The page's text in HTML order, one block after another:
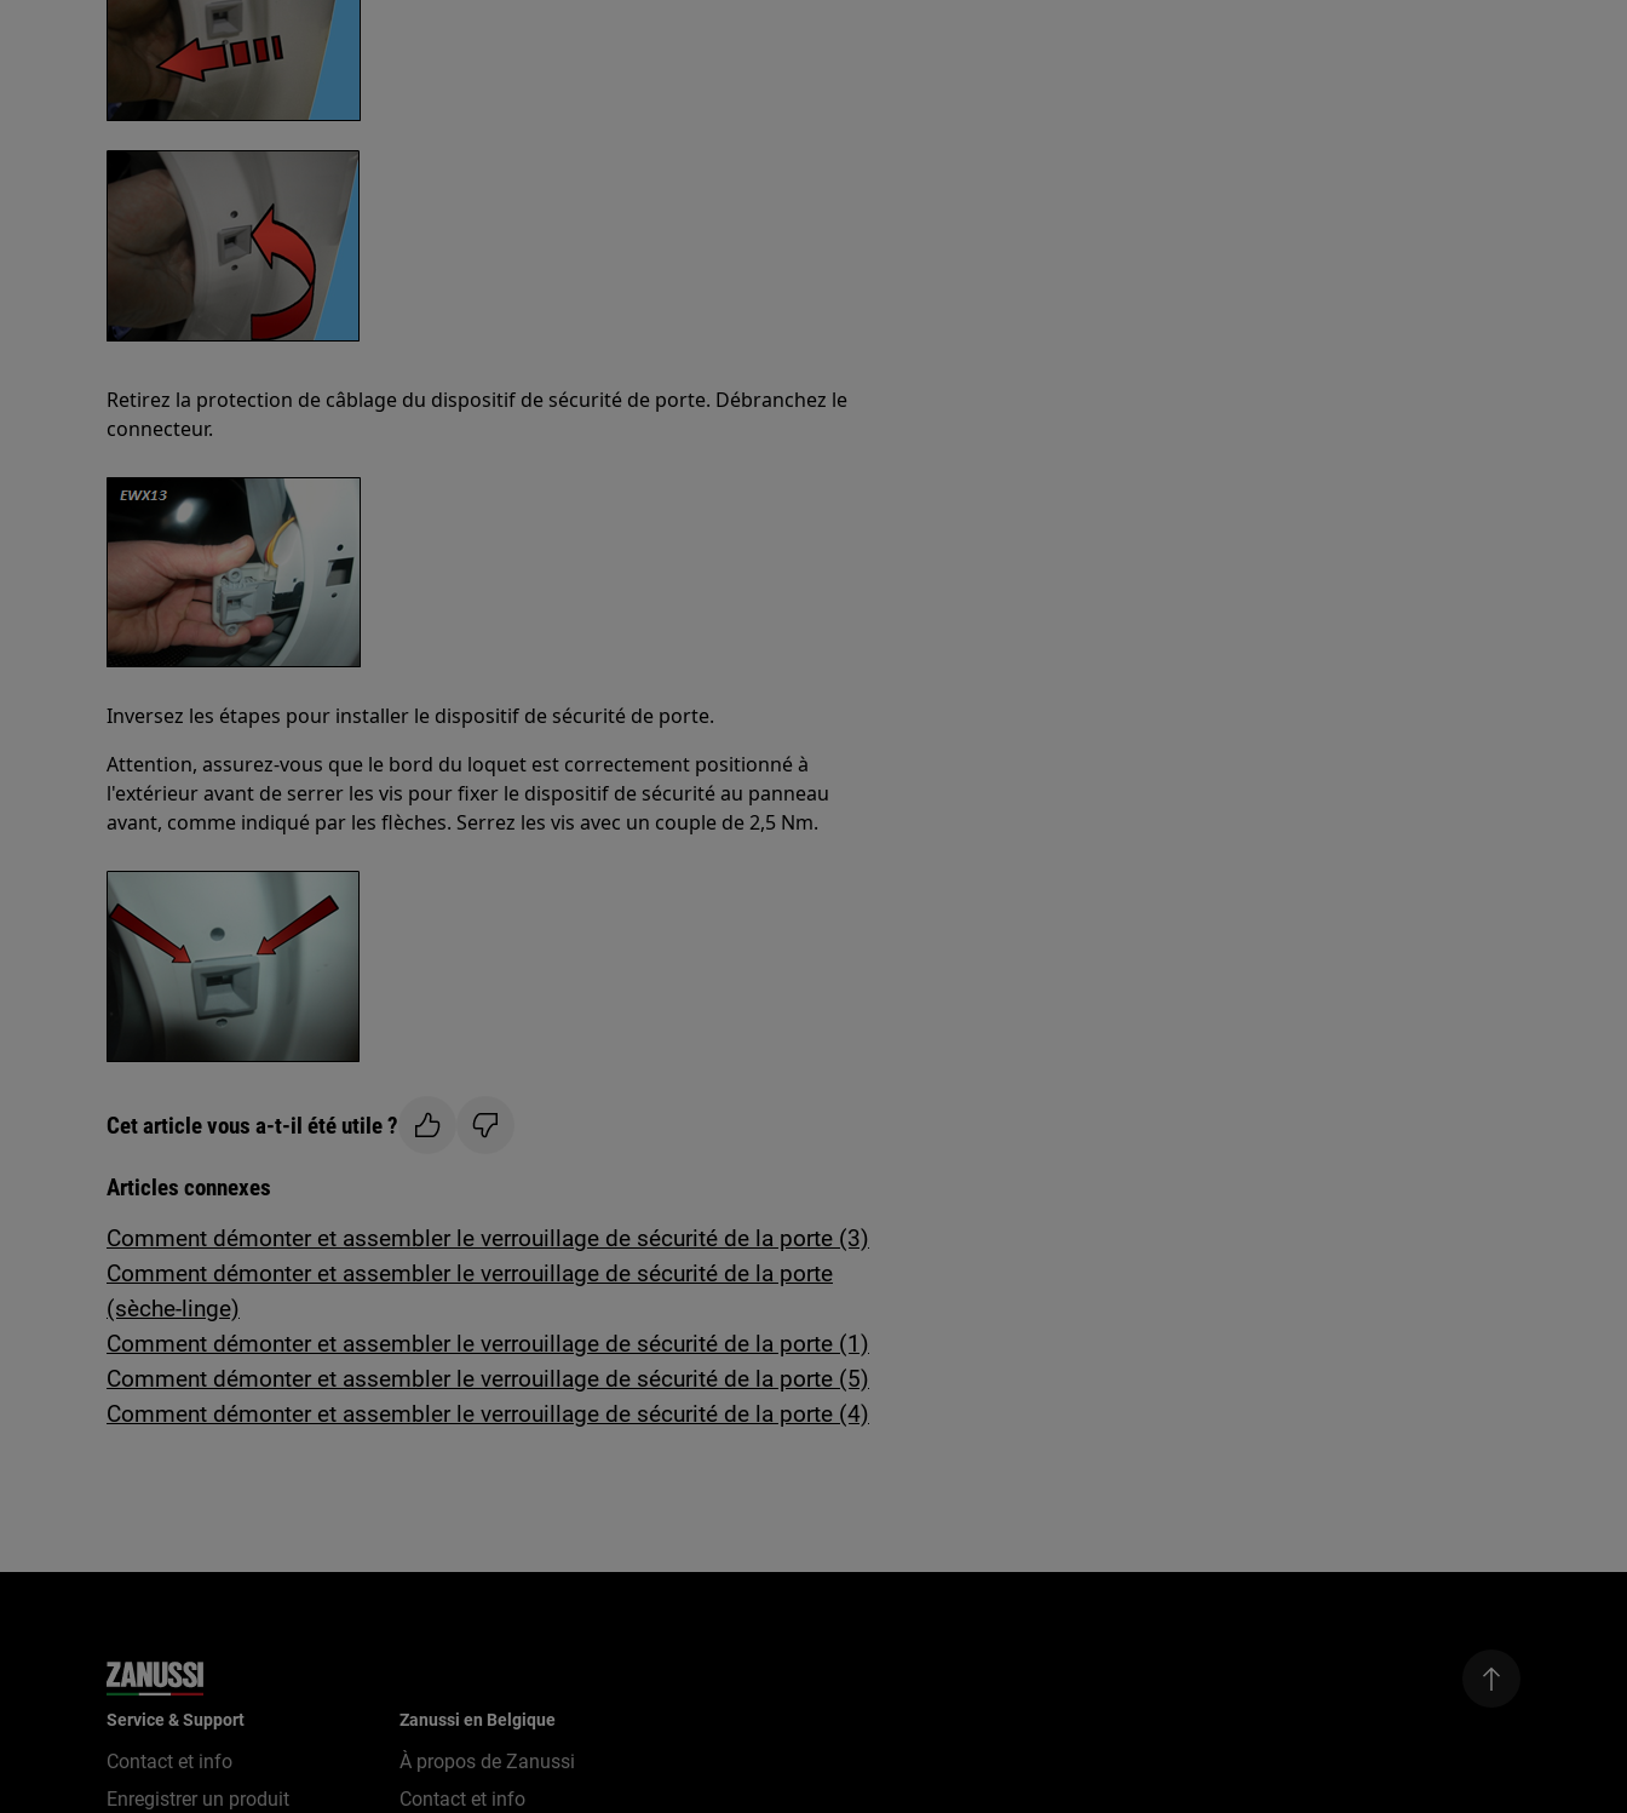
Retirez la protection de câblage du dispositif de sécurité de porte. Débranchez le
connecteur.
Inversez les étapes pour installer le dispositif de sécurité de porte.
Attention, assurez-vous que le bord du loquet est correctement positionné à
l'extérieur avant de serrer les vis pour fixer le dispositif de sécurité au panneau
avant, comme indiqué par les flèches. Serrez les vis avec un couple de 2,5 Nm.
Cet article vous a-t-il été utile ?
Articles connexes
Comment démonter et assembler le verrouillage de sécurité de la porte (3)
Comment démonter et assembler le verrouillage de sécurité de la porte
(sèche-linge)
Comment démonter et assembler le verrouillage de sécurité de la porte (1)
Comment démonter et assembler le verrouillage de sécurité de la porte (5)
Comment démonter et assembler le verrouillage de sécurité de la porte (4)
Service & Support
Contact et info
Enregistrer un produit
Zanussi en Belgique
À propos de Zanussi
Contact et info